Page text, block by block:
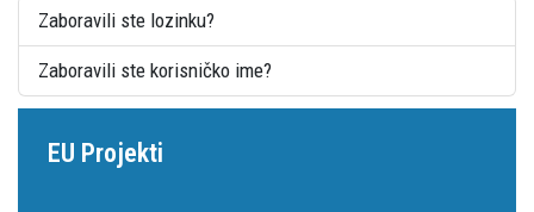
Zaboravili ste lozinku?
Zaboravili ste korisničko ime?
EU Projekti